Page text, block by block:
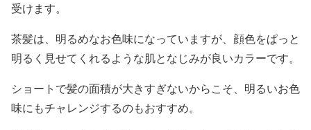
受けます。
茶髪は、明るめなお色味になっていますが、顔色をぱっと
明るく見せてくれるような肌となじみが良いカラーです。
ショートで髪の面積が大きすぎないからこそ、明るいお色
味にもチャレンジするのもおすすめ。